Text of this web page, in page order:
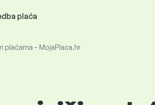
plaća
plaćama – MojaPlaca.hr